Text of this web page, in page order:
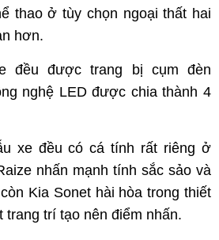
thao ở tùy chọn ngoại thất hai
hơn.
đều được trang bị cụm đèn
nghệ LED được chia thành 4
xe đều có cá tính rất riêng ở
nhấn mạnh tính sắc sảo và
Kia Sonet hài hòa trong thiết
trang trí tạo nên điểm nhấn.